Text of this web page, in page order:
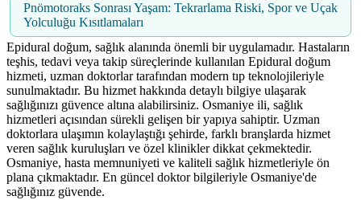
Pnömotoraks Sonrası Yaşam: Tekrarlama Riski, Spor ve Uçak
Yolculuğu Kısıtlamaları
Epidural doğum, sağlık alanında önemli bir uygulamadır. Hastaların
teşhis, tedavi veya takip süreçlerinde kullanılan Epidural doğum
hizmeti, uzman doktorlar tarafından modern tıp teknolojileriyle
sunulmaktadır. Bu hizmet hakkında detaylı bilgiye ulaşarak
sağlığınızı güvence altına alabilirsiniz. Osmaniye ili, sağlık
hizmetleri açısından sürekli gelişen bir yapıya sahiptir. Uzman
doktorlara ulaşımın kolaylaştığı şehirde, farklı branşlarda hizmet
veren sağlık kuruluşları ve özel klinikler dikkat çekmektedir.
Osmaniye, hasta memnuniyeti ve kaliteli sağlık hizmetleriyle ön
plana çıkmaktadır. En güncel doktor bilgileriyle Osmaniye'de
sağlığınız güvende.